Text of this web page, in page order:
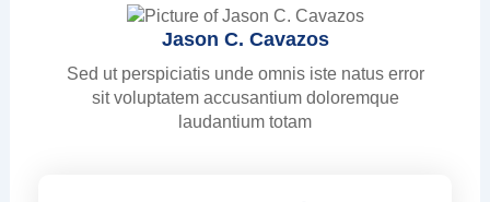
Jason C. Cavazos
Sed ut perspiciatis unde omnis iste natus error
sit voluptatem accusantium doloremque
laudantium totam